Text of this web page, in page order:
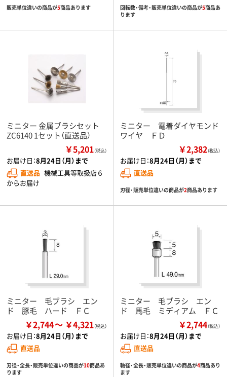
販売単位違いの商品が5商品あります 回転数・備考・販売単位違いの商品が5商品あ
ります
ミニター 金属ブラシセット
ZC6140 1セット（直送品）
￥5,201（税込）
お届け日：8月24日（月）まで
直送品 機械工具等取扱店６
からお届け
ミニター 電着ダイヤモンド
ワイヤ ＦＤ
￥2,382（税込）
お届け日：8月24日（月）まで
直送品
刃径・販売単位違いの商品が2商品あります
ミニター 毛ブラシ エン
ド 豚毛 ハード ＦＣ
￥2,744 ￥4,321
お届け日：8月24日（月）まで
直送品
刃径・全長・販売単位違いの商品が10商品あ
ります
ミニター 毛ブラシ エン
ド 馬毛 ミディアム ＦＣ
￥2,744（税込）
お届け日：8月24日（月）まで
直送品
軸径・全長・販売単位違いの商品が4商品あり
ます